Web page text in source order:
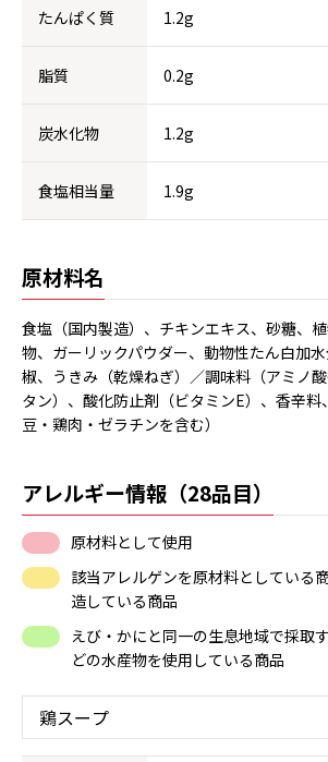
たんぱく質 1.2g
脂質 0.2g
炭水化物 1.2g
食塩相当量 1.9g
原材料名
食塩（国内製造）、チキンエキス、砂糖、
物、ガーリックパウダー、動物性たん白加
椒、うきみ（乾燥ねぎ）／調味料（アミノ
タン）、酸化防止剤（ビタミンE）、香辛
豆・鶏肉・ゼラチンを含む）
アレルギー情報（28品目）
原材料として使用
該当アレルゲンを原材料としている
造している商品
えび・かにと同一の生息地域で採取
どの水産物を使用している商品